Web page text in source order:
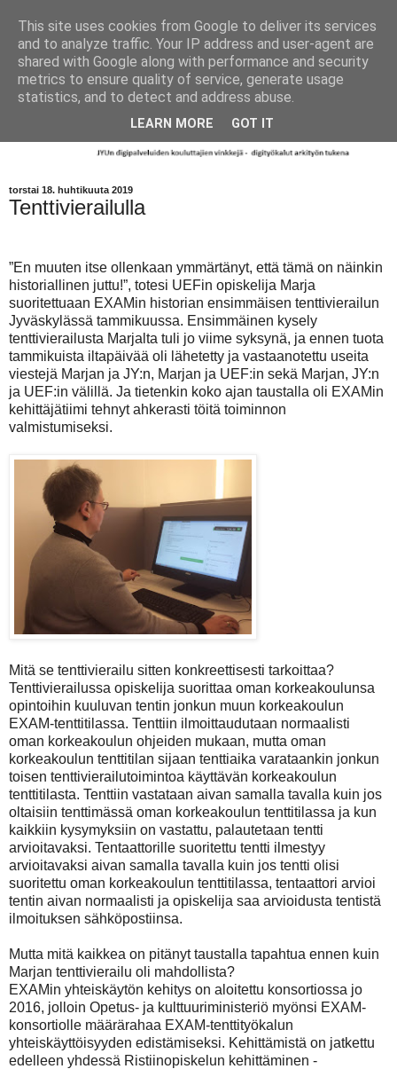
torstai 18. huhtikuuta 2019
Tenttivierailulla
”En muuten itse ollenkaan ymmärtänyt, että tämä on näinkin
historiallinen juttu!”, totesi UEFin opiskelija Marja
suoritettuaan EXAMin historian ensimmäisen tenttivierailun
Jyväskylässä tammikuussa. Ensimmäinen kysely
tenttivierailusta Marjalta tuli jo viime syksynä, ja ennen tuota
tammikuista iltapäivää oli lähetetty ja vastaanotettu useita
viestejä Marjan ja JY:n, Marjan ja UEF:in sekä Marjan, JY:n
ja UEF:in välillä. Ja tietenkin koko ajan taustalla oli EXAMin
kehittäjätiimi tehnyt ahkerasti töitä toiminnon
valmistumiseksi.
Mitä se tenttivierailu sitten konkreettisesti tarkoittaa?
Tenttivierailussa opiskelija suorittaa oman korkeakoulunsa
opintoihin kuuluvan tentin jonkun muun korkeakoulun
EXAM-tenttitilassa. Tenttiin ilmoittaudutaan normaalisti
oman korkeakoulun ohjeiden mukaan, mutta oman
korkeakoulun tenttitilan sijaan tenttiaika varataankin jonkun
toisen tenttivierailutoimintoa käyttävän korkeakoulun
tenttitilasta. Tenttiin vastataan aivan samalla tavalla kuin jos
oltaisiin tenttimässä oman korkeakoulun tenttitilassa ja kun
kaikkiin kysymyksiin on vastattu, palautetaan tentti
arvioitavaksi. Tentaattorille suoritettu tentti ilmestyy
arvioitavaksi aivan samalla tavalla kuin jos tentti olisi
suoritettu oman korkeakoulun tenttitilassa, tentaattori arvioi
tentin aivan normaalisti ja opiskelija saa arvioidusta tentistä
ilmoituksen sähköpostiinsa.
Mutta mitä kaikkea on pitänyt taustalla tapahtua ennen kuin
Marjan tenttivierailu oli mahdollista?
EXAMin yhteiskäytön kehitys on aloitettu konsortiossa jo
2016, jolloin Opetus- ja kulttuuriministeriö myönsi EXAM-
konsortiolle määrärahaa EXAM-tenttityökalun
yhteiskäyttöisyyden edistämiseksi. Kehittämistä on jatkettu
edelleen yhdessä Ristiinopiskelun kehittäminen -
This site uses cookies from Google to deliver its services
and to analyze traffic. Your IP address and user-agent are
shared with Google along with performance and security
metrics to ensure quality of service, generate usage
statistics, and to detect and address abuse.
LEARN MORE GOT IT